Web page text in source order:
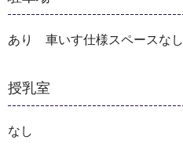
あり 車いす仕様スペースなし
授乳室
なし